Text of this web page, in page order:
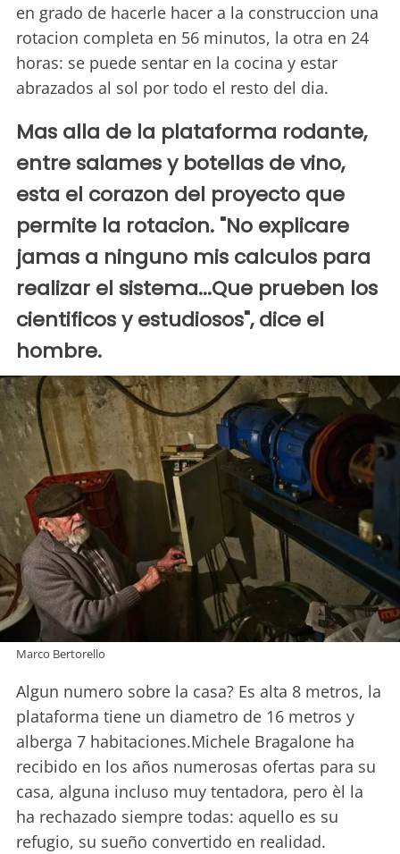
en grado de hacerle hacer a la construccion una
rotacion completa en 56 minutos, la otra en 24
horas: se puede sentar en la cocina y estar
abrazados al sol por todo el resto del dia.
Mas alla de la plataforma rodante,
entre salames y botellas de vino,
esta el corazon del proyecto que
permite la rotacion. "No explicare
jamas a ninguno mis calculos para
realizar el sistema...Que prueben los
cientificos y estudiosos", dice el
hombre.
Marco Bertorello
Algun numero sobre la casa? Es alta 8 metros, la
plataforma tiene un diametro de 16 metros y
alberga 7 habitaciones.Michele Bragalone ha
recibido en los años numerosas ofertas para su
casa, alguna incluso muy tentadora, pero èl la
ha rechazado siempre todas: aquello es su
refugio, su sueño convertido en realidad.